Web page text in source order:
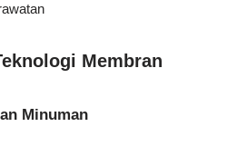
Membran
Minuman